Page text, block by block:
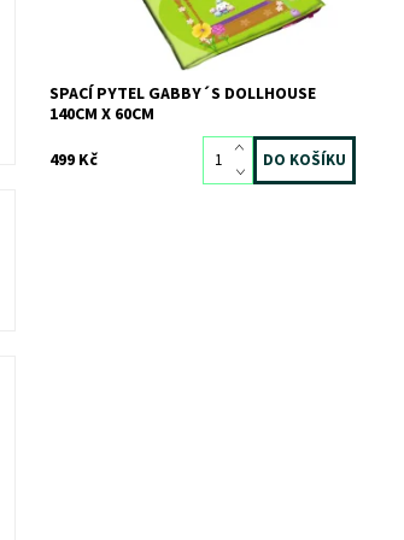
SPACÍ PYTEL GABBY´S DOLLHOUSE
140CM X 60CM
499 Kč